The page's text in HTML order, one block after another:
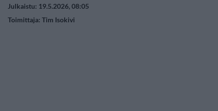
Julkaistu: 19.5.2026, 08:05
Toimittaja: Tim Isokivi